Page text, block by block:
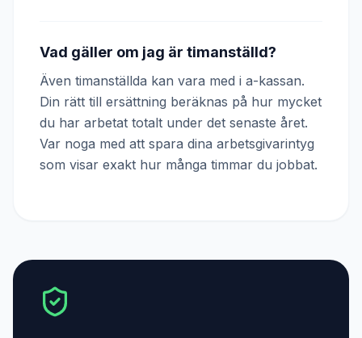
Vad gäller om jag är timanställd?
Även timanställda kan vara med i a-kassan.
Din rätt till ersättning beräknas på hur mycket
du har arbetat totalt under det senaste året.
Var noga med att spara dina arbetsgivarintyg
som visar exakt hur många timmar du jobbat.